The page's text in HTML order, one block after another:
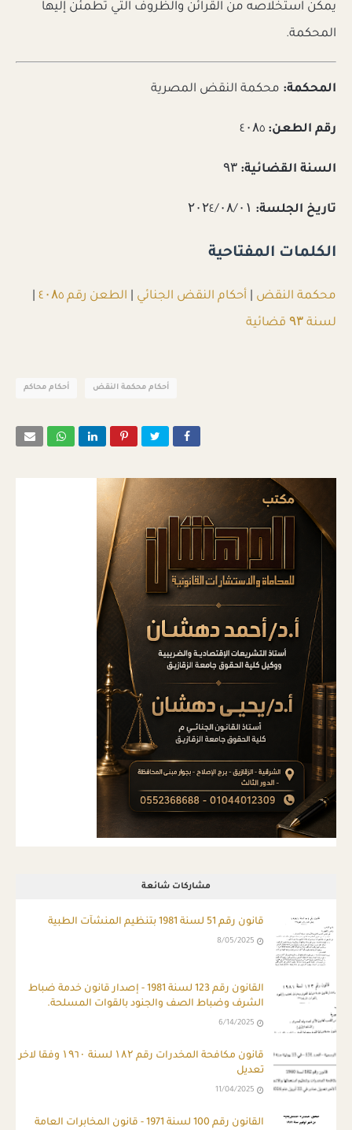
يمكن استخلاصه من القرائن والظروف التي تطمئن إليها
المحكمة.
المحكمة: محكمة النقض المصرية
رقم الطعن:
السنة القضائية:
تاريخ الجلسة:
الكلمات المفتاحية
محكمة النقض أحكام النقض الجنائي الطعن رقم ٤۰۸٥
لسنة ۹۳ قضائية
أحكام محاكم أحكام محكمة النقض
مشاركات شائعة
قانون رقم 51 لسنة 1981 بتنظيم المنشآت الطبية
8/05/2025
ِالقانون رقم 123 لسنة 1981 - إصدار قانون خدمة ضباط
الشرف وضباط الصف والجنود بالقوات المسلحة.
6/14/2025
قانون مكافحة المخدرات رقم ۱۸۲ لسنة ۱۹٦۰ وفقا لاخر
تعديل
11/04/2025
القانون رقم 100 لسنة 1971 - قانون المخابرات العامة